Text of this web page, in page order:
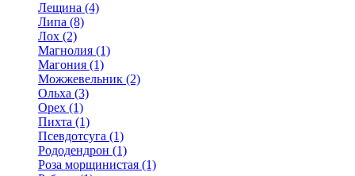
Лещина (4)
Липа (8)
Лох (2)
Магнолия (1)
Магония (1)
Можжевельник (2)
Ольха (3)
Орех (1)
Пихта (1)
Псевдотсуга (1)
Рододендрон (1)
Роза морщинистая (1)